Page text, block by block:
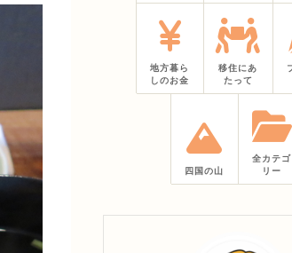
地方暮ら
しのお金
移住にあ
たって
四国の山
全カテゴ
リー